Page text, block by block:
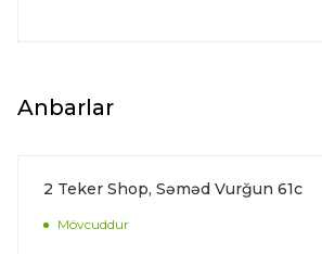
Anbarlar
2 Teker Shop, Səməd Vurğun 61c
Mövcuddur